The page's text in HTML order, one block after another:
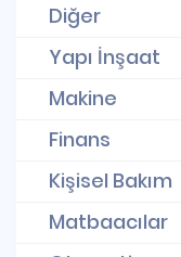
Diğer
Yapı İnşaat
Makine
Finans
Kişisel Bakım
Matbaacılar